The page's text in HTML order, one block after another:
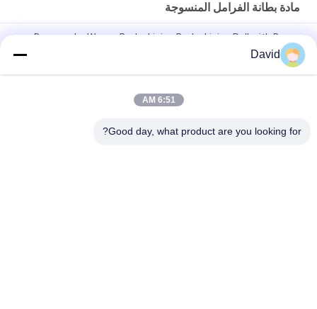
مادة بطانة الفرامل المنسوجة
Drawworks Woven Brake Lining Brake Lining Roll with Brass
Wire Inside for Windlass
مادة غطاء الفرامل للسيارات مع النحاس
مادة غياب الأسبستوس المنسوجة المخصصة لفراشات الفرامل لرفع
David
6:51 AM
Good day, what product are you looking for?